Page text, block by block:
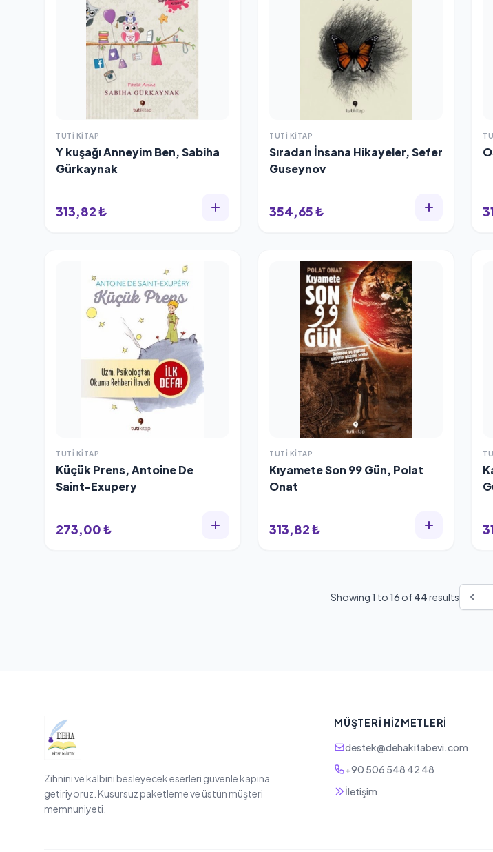
TUTI KITAP
Y kuşağı Anneyim Ben, Sabiha
Gürkaynak
313,82 ₺
TUTI KITAP
Sıradan İnsana Hikayeler, Sefer
Guseynov
354,65 ₺
TUTI KITAP
Küçük Prens, Antoine De
Saint-Exupery
273,00 ₺
TUTI KITAP
Kıyamete Son 99 Gün, Polat
Onat
313,82 ₺
Showing1 to16 of44results
Zihnini ve kalbini besleyecek eserleri güvenle kapına
getiriyoruz. Kusursuz paketleme ve üstün müşteri
memnuniyeti.
MÜŞTERI HIZMETLERI
destek@dehakitabevi.com
+90 506 548 42 48
İletişim